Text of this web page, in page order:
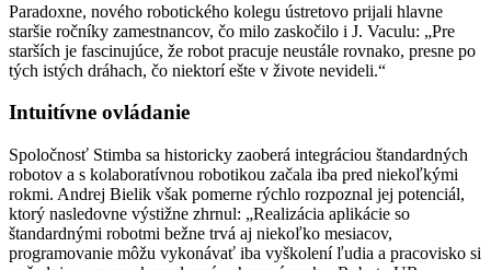
Paradoxne, nového robotického kolegu ústretovo prijali hlavne
staršie ročníky zamestnancov, čo milo zaskočilo i J. Vaculu: „Pre
starších je fascinujúce, že robot pracuje neustále rovnako, presne po
tých istých dráhach, čo niektorí ešte v živote nevideli.“
Intuitívne ovládanie
Spoločnosť Stimba sa historicky zaoberá integráciou štandardných
robotov a s kolaboratívnou robotikou začala iba pred niekoľkými
rokmi. Andrej Bielik však pomerne rýchlo rozpoznal jej potenciál,
ktorý nasledovne výstižne zhrnul: „Realizácia aplikácie so
štandardnými robotmi bežne trvá aj niekoľko mesiacov,
programovanie môžu vykonávať iba vyškolení ľudia a pracovisko si